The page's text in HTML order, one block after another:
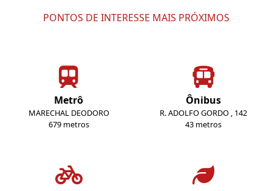
PONTOS DE INTERESSE MAIS PRÓXIMOS
Metrô
MARECHAL DEODORO
679 metros
Ônibus
R. ADOLFO GORDO , 142
43 metros